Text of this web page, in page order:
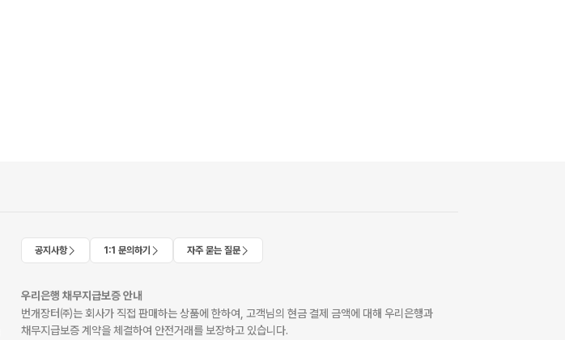
공지사항 1:1 문의하기 자주 묻는 질문
우리은행 채무지급보증 안내
번개장터㈜는 회사가 직접 판매하는 상품에 한하여, 고객님의 현금 결제 금액에 대해 우리은행과
채무지급보증 계약을 체결하여 안전거래를 보장하고 있습니다.